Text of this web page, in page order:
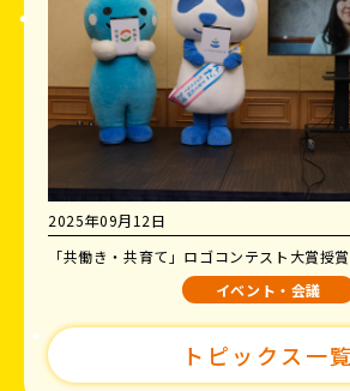
2025年09月12日
「共働き・共育て」ロゴコンテスト大賞授
イベント・会議
トピックス一覧